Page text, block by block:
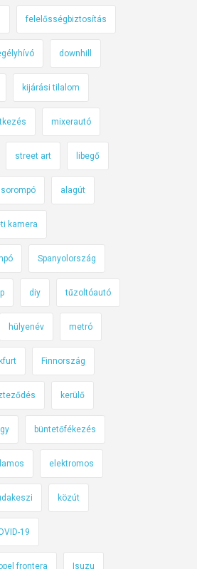
felelősségbiztosítás
downhill
kijárási tilalom
mixerautó
street art libegő
sorompó alagút
kamera
Spanyolország
diy tűzoltóautó
hülyenév metró
Finnország
kerülő
büntetőfékezés
elektromos
közút
19
frontera Isuzu